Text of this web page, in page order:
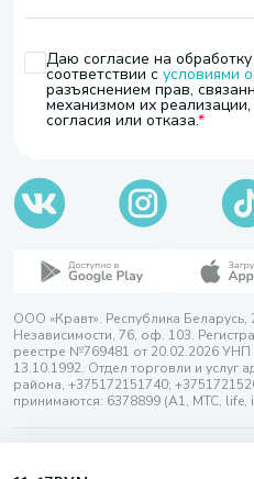
Даю согласие на
соответствии с условиями
разъяснением прав,
механизмом их
согласия или отказа.
ООО «Кравт». Республика Беларусь,
Независимости, 76, оф. 103.
реестре №769481 от 20.02.2026
13.10.1992. Отдел торговли и услуг
района, +375172151740;
принимаются: 6378899 (А1, МТС, life,